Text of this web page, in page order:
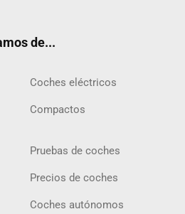
de...
Coches eléctricos
Compactos
Pruebas de coches
Precios de coches
Coches autónomos